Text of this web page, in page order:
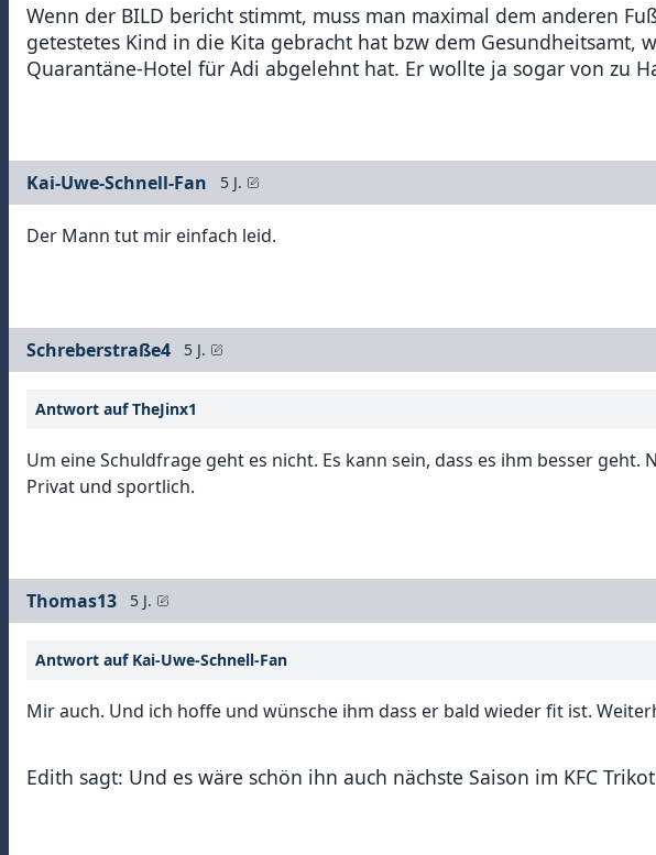
Wenn der BILD bericht stimmt, muss man maximal dem anderen
getestetes Kind in die Kita gebracht hat bzw dem Gesundheitsamt,
Quarantäne-Hotel für Adi abgelehnt hat. Er wollte ja sogar von zu
Kai-Uwe-Schnell-Fan 5 J.
Der Mann tut mir einfach leid.
Schreberstraße4 5 J.
Antwort auf TheJinx1
Um eine Schuldfrage geht es nicht. Es kann sein, dass es ihm besser
Privat und sportlich.
Thomas13 5 J.
Antwort auf Kai-Uwe-Schnell-Fan
Mir auch. Und ich hoffe und wünsche ihm dass er bald wieder fit ist.
Edith sagt: Und es wäre schön ihn auch nächste Saison im KFC